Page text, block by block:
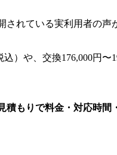
れている実利用者の声
）や、交換176,000円〜
もりで料金・対応時間